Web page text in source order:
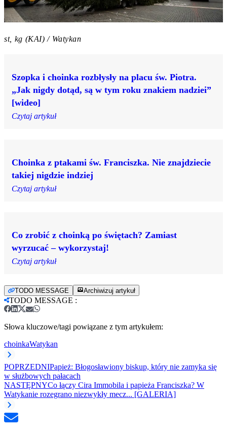
st, kg (KAI) / Watykan
Szopka i choinka rozbłysły na placu św. Piotra.
„Jak nigdy dotąd, są w tym roku znakiem nadziei”
[wideo]
Czytaj artykuł
Choinka z ptakami św. Franciszka. Nie znajdziecie
takiej nigdzie indziej
Czytaj artykuł
Co zrobić z choinką po świętach? Zamiast
wyrzucać – wykorzystaj!
Czytaj artykuł
TODO MESSAGE Archiwizuj artykuł
TODO MESSAGE :
Słowa kluczowe/tagi powiązane z tym artykułem:
choinkaWatykan
POPRZEDNIPapież: Błogosławiony biskup, który nie zamyka się
w służbowych pałacach
NASTĘPNYCo łączy Cira Immobila i papieża Franciszka? W
Watykanie rozegrano niezwykły mecz... [GALERIA]